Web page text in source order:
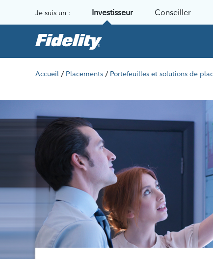
Je suis un : Investisseur Conseiller
Accueil / Placements / Portefeuilles et solutions de